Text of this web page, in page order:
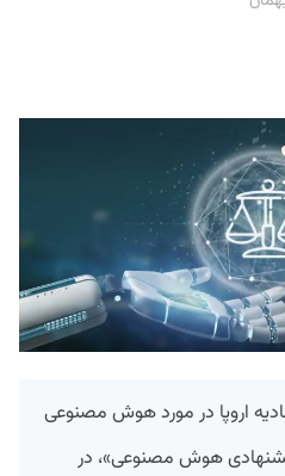
اروپا در مورد هوش مصنوعی
هوش مصنوعی»، در